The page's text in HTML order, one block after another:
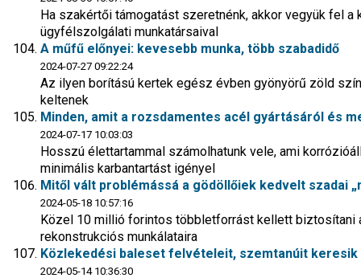
Ha szakértői támogatást szeretnénk, akkor vegyük fel
ügyfélszolgálati munkatársaival
A műfű előnyei: kevesebb munka, több szabadidő
2024-07-27 09:22:24
Az ilyen borítású kertek egész évben gyönyörű zöld
keltenek
Minden, amit a rozsdamentes acél gyártásáról és
2024-07-17 10:03:03
Hosszú élettartammal számolhatunk vele, ami
minimális karbantartást igényel
Mitől vált problémássá a gödöllőiek kedvelt szadai
2024-05-18 10:57:16
Közel 10 millió forintos többletforrást kellett biztosítani
rekonstrukciós munkálataira
Közlekedési baleset felvételeit, szemtanúit keresik
2024-05-14 10:36:30